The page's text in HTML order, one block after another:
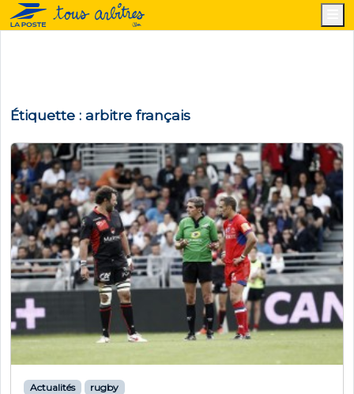
Étiquette : arbitre français
Actualités rugby